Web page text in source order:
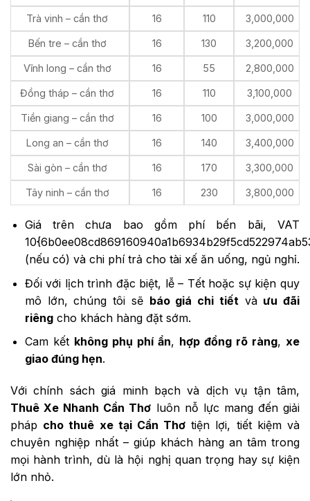
Trà vinh – cần thơ 16 110 3,000,000
Bến tre – cần thơ 16 130 3,200,000
Vĩnh long – cần thơ 16 55 2,800,000
Đồng tháp – cần thơ 16 110 3,100,000
Tiền giang – cần thơ 16 100 3,000,000
Long an – cần thơ 16 140 3,400,000
Sài gòn – cần thơ 16 170 3,300,000
Tây ninh – cần thơ 16 230 3,800,000
Giá trên chưa bao gồm phí bến bãi, VAT
(nếu có) và chi phí trả cho tài xế ăn uống, ngủ nghỉ.
Đối với lịch trình đặc biệt, lễ – Tết hoặc sự kiện quy
mô lớn, chúng tôi sẽ báo giá chi tiết và ưu đãi
riêngcho khách hàng đặt sớm.
Cam kết không phụ phí ẩn, hợp đồng rõ ràng,xe
giao đúng hẹn.
Với chính sách giá minh bạch và dịch vụ tận tâm,
Thuê Xe Nhanh Cần Thơ luôn nỗ lực mang đến giải
pháp cho thuê xe tại Cần Thơ tiện lợi, tiết kiệm và
chuyên nghiệp nhất – giúp khách hàng an tâm trong
mọi hành trình, dù là hội nghị quan trọng hay sự kiện
lớn nhỏ.